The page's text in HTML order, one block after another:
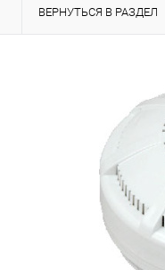
ВЕРНУТЬСЯ В РАЗДЕЛ